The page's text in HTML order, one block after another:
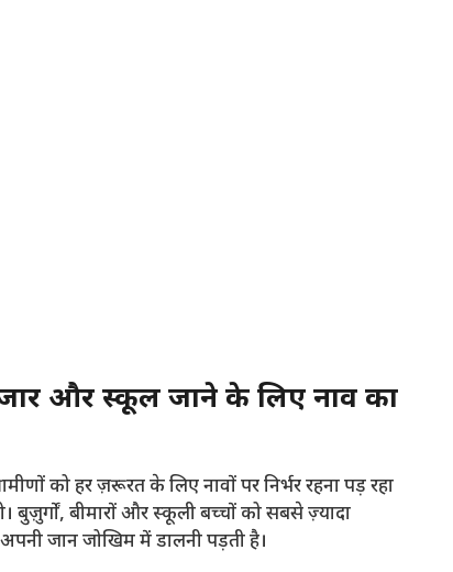
और स्कूल जाने के लिए नाव का
को हर ज़रूरत के लिए नावों पर निर्भर रहना पड़ रहा
बुज़ुर्गों, बीमारों और स्कूली बच्चों को सबसे ज़्यादा
जान जोखिम में डालनी पड़ती है।